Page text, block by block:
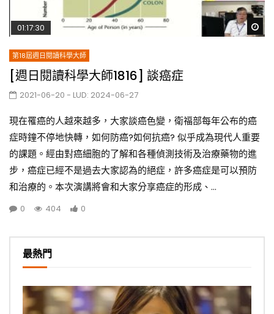
01:17:30
第18屆週日閱讀科學大師
[週日閱讀科學大師1816] 談癌症
2021-06-20 - LUD: 2024-06-27
現在罹癌的人越來越多，大家談癌色變，衛福部每年公布的癌
症時鐘不停地快轉，如何防癌?如何抗癌? 似乎成為現代人重要
的課題。經由對癌細胞的了解和各種偵測技術及治療藥物的進
步，癌症已經不是過去大家認為的絕症，許多癌症是可以預防
和治療的。本次演講將會和大家分享癌症的形成、...
0 404 0
最熱門